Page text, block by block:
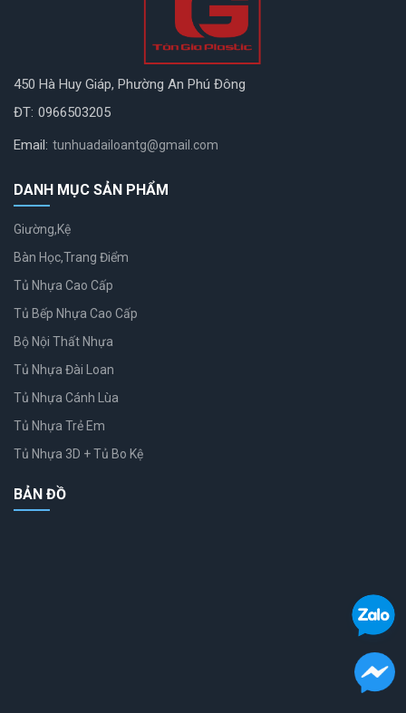
450 Hà Huy Giáp, Phường An Phú Đông
ĐT: 0966503205
Email: tunhuadailoantg@gmail.com
DANH MỤC SẢN PHẨM
Giường,Kệ
Bàn Học,Trang Điểm
Tủ Nhựa Cao Cấp
Tủ Bếp Nhựa Cao Cấp
Bộ Nội Thất Nhựa
Tủ Nhựa Đài Loan
Tủ Nhựa Cánh Lùa
Tủ Nhựa Trẻ Em
Tủ Nhựa 3D + Tủ Bo Kệ
BẢN ĐỒ